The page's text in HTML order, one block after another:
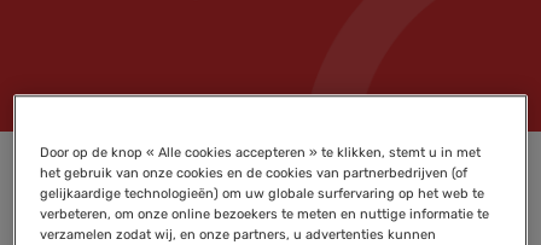
Door op de knop « Alle cookies accepteren » te klikken, stemt u in met
het gebruik van onze cookies en de cookies van partnerbedrijven (of
gelijkaardige technologieën) om uw globale surfervaring op het web te
verbeteren, om onze online bezoekers te meten en nuttige informatie te
verzamelen zodat wij, en onze partners, u advertenties kunnen